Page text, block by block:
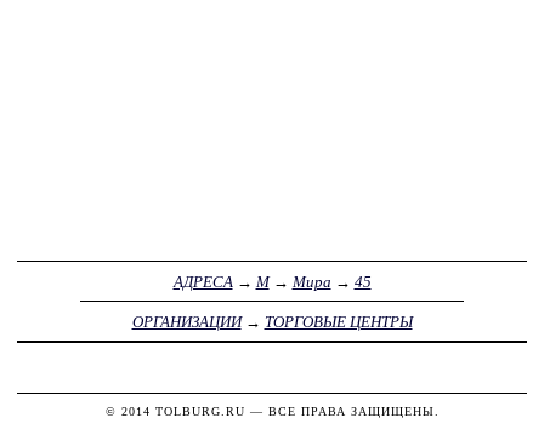
АДРЕСА → М→ Мира → 45
ОРГАНИЗАЦИИ→ ТОРГОВЫЕ ЦЕНТРЫ
© 2014 TOLBURG.RU — ВСЕ ПРАВА ЗАЩИЩЕНЫ.